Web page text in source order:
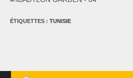
ÉTIQUETTES : TUNISIE